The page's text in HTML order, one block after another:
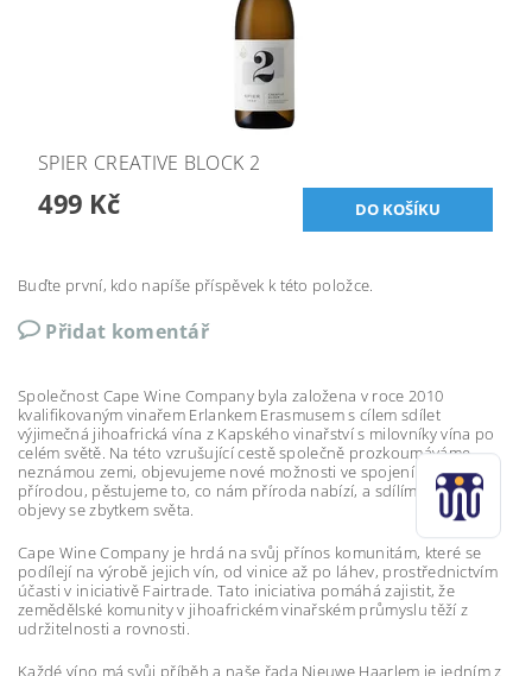
SPIER CREATIVE BLOCK 2
499 Kč
Buďte první, kdo napíše příspěvek k této položce.
Přidat komentář
Společnost Cape Wine Company byla založena v roce 2010
kvalifikovaným vinařem Erlankem Erasmusem s cílem sdílet
výjimečná jihoafrická vína z Kapského vinařství s milovníky vína po
celém světě. Na této vzrušující cestě společně prozkoumáváme
neznámou zemi, objevujeme nové možnosti ve spojení s matkou
přírodou, pěstujeme to, co nám příroda nabízí, a sdílíme naše
objevy se zbytkem světa.
Cape Wine Company je hrdá na svůj přínos komunitám, které se
podílejí na výrobě jejich vín, od vinice až po láhev, prostřednictvím
účasti v iniciativě Fairtrade. Tato iniciativa pomáhá zajistit, že
zemědělské komunity v jihoafrickém vinařském průmyslu těží z
udržitelnosti a rovnosti.
Každé víno má svůj příběh a naše řada Nieuwe Haarlem je jedním z